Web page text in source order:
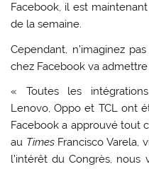
Facebook, il est
de la semaine.
Cependant, n’imaginez
chez Facebook va
« Toutes les
Lenovo, Oppo et TCL ont
Facebook a approuvé tout
au TimesFrancisco Varela,
l’intérêt du Congrès,